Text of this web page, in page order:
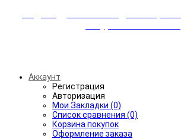
Аккаунт
Регистрация
Авторизация
Мои Закладки (0)
Список сравнения (0)
Корзина покупок
Оформление заказа